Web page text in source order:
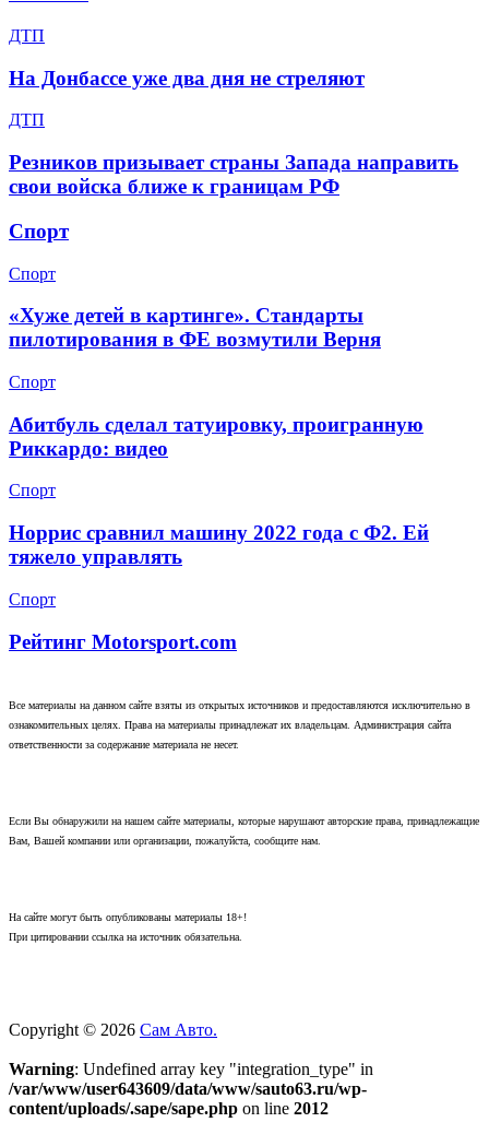
ДТП
На Донбассе уже два дня не стреляют
ДТП
Резников призывает страны Запада направить
свои войска ближе к границам РФ
Спорт
Спорт
«Хуже детей в картинге». Стандарты
пилотирования в ФЕ возмутили Верня
Спорт
Абитбуль сделал татуировку, проигранную
Риккардо: видео
Спорт
Норрис сравнил машину 2022 года с Ф2. Ей
тяжело управлять
Спорт
Рейтинг Motorsport.com
Все материалы на данном сайте взяты из открытых источников и предоставляются исключительно в
ознакомительных целях. Права на материалы принадлежат их владельцам. Администрация сайта
ответственности за содержание материала не несет.
Если Вы обнаружили на нашем сайте материалы, которые нарушают авторские права, принадлежащие
Вам, Вашей компании или организации, пожалуйста, сообщите нам.
На сайте могут быть опубликованы материалы 18+!
При цитировании ссылка на источник обязательна.
Copyright © 2026 Сам Авто.
Warning: Undefined array key "integration_type" in
/var/www/user643609/data/www/sauto63.ru/wp-
content/uploads/.sape/sape.php on line 2012